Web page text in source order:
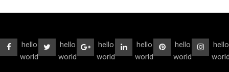
hello
world
hello
world
hello
world
hello
world
hello
world
hello